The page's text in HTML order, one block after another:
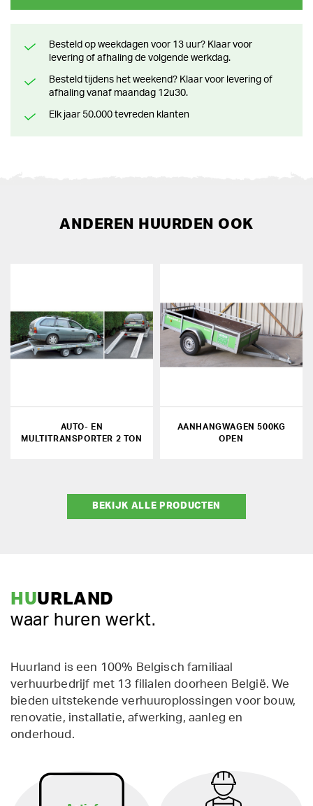
Besteld op weekdagen voor 13 uur? Klaar voor
levering of afhaling de volgende werkdag.
Besteld tijdens het weekend? Klaar voor levering of
afhaling vanaf maandag 12u30.
Elk jaar 50.000 tevreden klanten
ANDEREN HUURDEN OOK
AUTO- EN
MULTITRANSPORTER 2 TON
AANHANGWAGEN 500KG
OPEN
BEKIJK ALLE PRODUCTEN
HUURLAND
waar huren werkt.
Huurland is een 100% Belgisch familiaal
verhuurbedrijf met 13 filialen doorheen België. We
bieden uitstekende verhuuroplossingen voor bouw,
renovatie, installatie, afwerking, aanleg en
onderhoud.